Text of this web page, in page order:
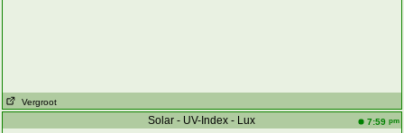
Vergroot
Solar - UV-Index - Lux 7:59 pm